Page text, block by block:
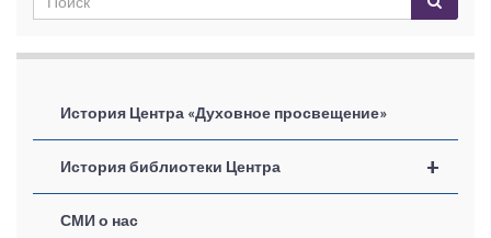
История Центра «Духовное просвещение»
+
История библиотеки Центра
СМИ о нас